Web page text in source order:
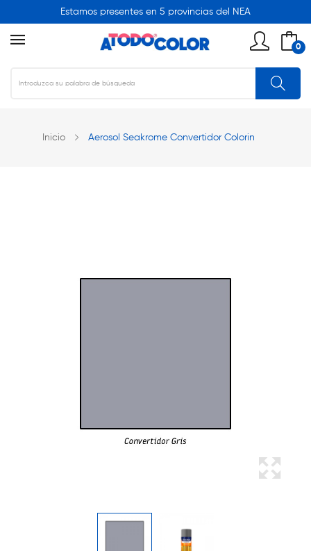
Estamos presentes en 5 provincias del NEA
0
Inicio Aerosol Seakrome Convertidor Colorin